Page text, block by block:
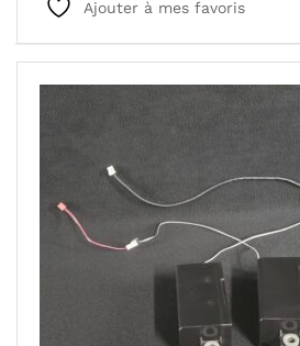
Ajouter à mes favoris